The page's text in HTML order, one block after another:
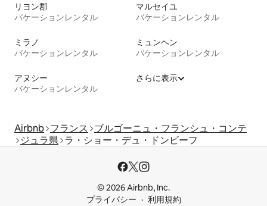
リヨン郡
バケーションレンタル
マルセイユ
バケーションレンタル
ミラノ
バケーションレンタル
ミュンヘン
バケーションレンタル
アヌシー
バケーションレンタル
さらに表示
Airbnb フランス
ブルゴーニュ・フランシュ・コンテ
ジュラ県 ラ・ショー・デュ・ドンビーフ
© 2026 Airbnb, Inc.
プライバシー
利用規約